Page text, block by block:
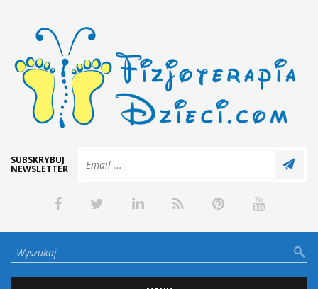
SUBSKRYBUJ
NEWSLETTER